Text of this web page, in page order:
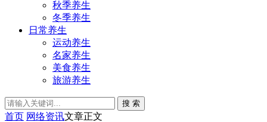
秋季养生
冬季养生
日常养生
运动养生
名家养生
美食养生
旅游养生
搜 索
首页 网络资讯文章正文